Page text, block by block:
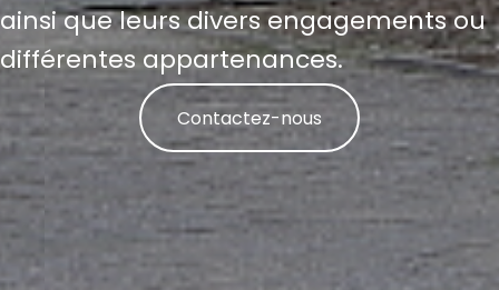
ainsi que leurs divers engagements ou
différentes appartenances.
Contactez-nous